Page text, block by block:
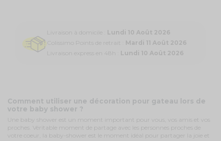
Livraison à domicile : Lundi 10 Août 2026
Colissimo Points de retrait : Mardi 11 Août 2026
Livraison express en 48h : Lundi 10 Août 2026
Comment utiliser une décoration pour gateau lors de
votre baby shower ?
Une baby shower est un moment important pour vous, vos amis et vos
proches. Véritable moment de partage avec les personnes proches de
votre coeur, la baby-shower est le moment idéal pour partager la joie et